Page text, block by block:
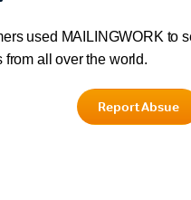
used MAILINGWORK to
all over the world.
Report Absue